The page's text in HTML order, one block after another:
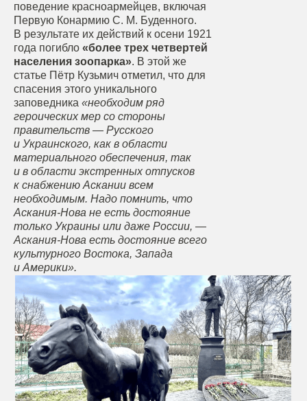
поведение красноармейцев, включая
Первую Конармию С. М. Буденного.
В результате их действий к осени 1921
года погибло «более трех четвертей
населения зоопарка». В этой же
статье Пётр Кузьмич отметил, что для
спасения этого уникального
заповедника «необходим ряд
героических мер со стороны
правительств — Русского
и Украинского, как в области
материального обеспечения, так
и в области экстренных отпусков
к снабжению Аскании всем
необходимым. Надо помнить, что
Аскания-Нова не есть достояние
только Украины или даже России, —
Аскания-Нова есть достояние всего
культурного Востока, Запада
и Америки».